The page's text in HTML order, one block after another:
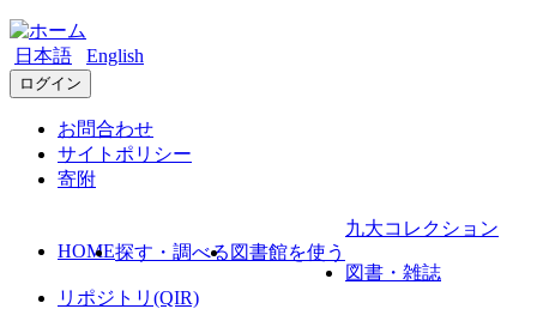
日本語 English
ログイン
お問合わせ
サイトポリシー
寄附
HOME探す・調べる 図書館を使う
九大コレクション
図書・雑誌
リポジトリ(QIR)